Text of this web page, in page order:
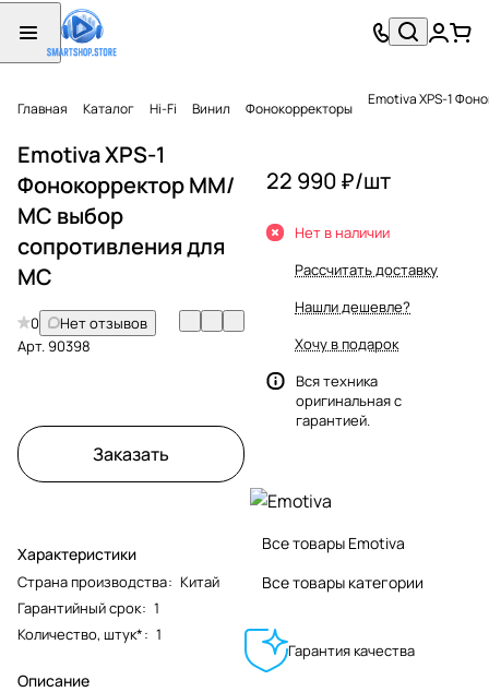
Главная Каталог Hi-Fi Винил Фонокорректоры Emotiva XPS-1
Emotiva XPS-1
Фонокорректор ММ/
МС выбор
сопротивления для
МС
0
Нет отзывов
Арт.90398
Заказать
Характеристики
Страна производства: Китай
Гарантийный срок: 1
Количество, штук*: 1
Описание
22 990 ₽/шт
Нет в наличии
Рассчитать доставку
Нашли дешевле?
Хочу в подарок
Вся техника
оригинальная с
гарантией.
Все товары Emotiva
Все товары категории
Гарантия качества